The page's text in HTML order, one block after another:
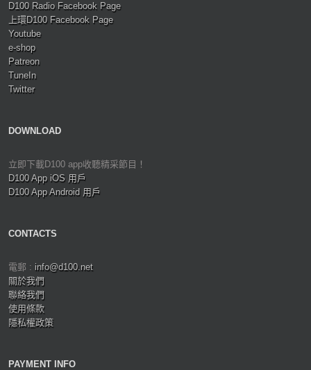
D100 Radio Facebook Page
上環D100 Facebook Page
Youtube
e-shop
Patreon
TuneIn
Twitter
DOWNLOAD
立即下載D100 app收聽精采節目！
D100 App iOS 用戶
D100 App Android 用戶
CONTACTS
電郵 : info@d100.net
關於我們
聯絡我們
使用條款
隱私權政策
PAYMENT INFO